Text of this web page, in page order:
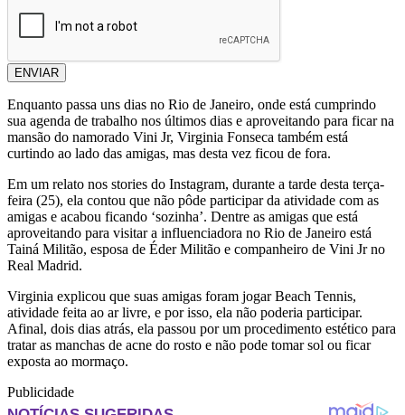
ENVIAR
Enquanto passa uns dias no Rio de Janeiro, onde está cumprindo
sua agenda de trabalho nos últimos dias e aproveitando para ficar na
mansão do namorado Vini Jr, Virginia Fonseca também está
curtindo ao lado das amigas, mas desta vez ficou de fora.
Em um relato nos stories do Instagram, durante a tarde desta terça-
feira (25), ela contou que não pôde participar da atividade com as
amigas e acabou ficando ‘sozinha’. Dentre as amigas que está
aproveitando para visitar a influenciadora no Rio de Janeiro está
Tainá Militão, esposa de Éder Militão e companheiro de Vini Jr no
Real Madrid.
Virginia explicou que suas amigas foram jogar Beach Tennis,
atividade feita ao ar livre, e por isso, ela não poderia participar.
Afinal, dois dias atrás, ela passou por um procedimento estético para
tratar as manchas de acne do rosto e não pode tomar sol ou ficar
exposta ao mormaço.
Publicidade